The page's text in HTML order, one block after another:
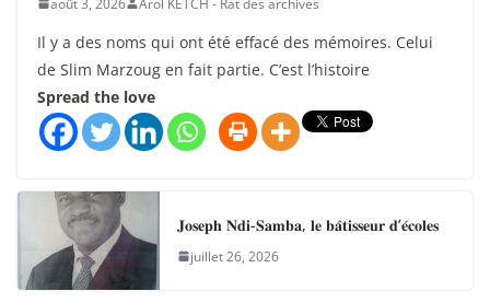
Il y a des noms qui ont été effacé des mémoires. Celui
de Slim Marzoug en fait partie. C’est l’histoire
Spread the love
𝐉𝐨𝐬𝐞𝐩𝐡 𝐍𝐝𝐢-𝐒𝐚𝐦𝐛𝐚, 𝐥𝐞 𝐛𝐚̂𝐭𝐢𝐬𝐬𝐞𝐮𝐫 𝐝’𝐞́𝐜𝐨𝐥𝐞𝐬
juillet 26, 2026